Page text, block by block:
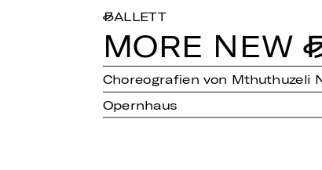
BALLETT
MORE NEW
Choreografien von Mthuthuzeli
Opernhaus